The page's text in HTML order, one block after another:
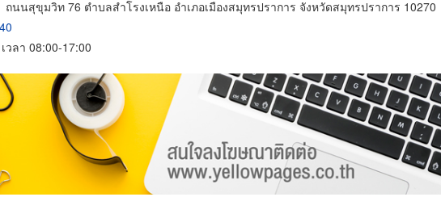
ถนนสุขุมวิท 76 ตำบลสำโรงเหนือ อำเภอเมืองสมุทรปราการ จังหวัดสมุทรปราการ 10270
วลา 08:00-17:00